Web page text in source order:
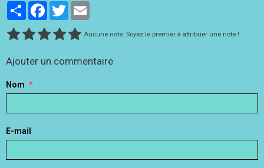
PartagerFacebookTwitter
Aucune note. Soyez le premier à attribuer une note !
Ajouter un commentaire
Nom
E-mail